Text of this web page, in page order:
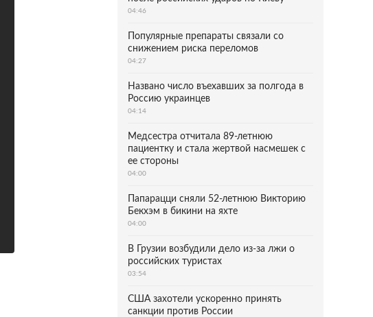
04:46
Популярные препараты связали со
снижением риска переломов
04:27
Названо число въехавших за полгода в
Россию украинцев
04:14
Медсестра отчитала 89-летнюю
пациентку и стала жертвой насмешек с
ее стороны
04:00
Папарацци сняли 52-летнюю Викторию
Бекхэм в бикини на яхте
04:00
В Грузии возбудили дело из-за лжи о
российских туристах
03:54
США захотели ускоренно принять
санкции против России